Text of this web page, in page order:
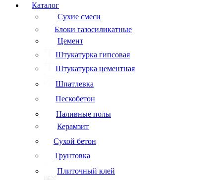
Каталог
Сухие смеси
Блоки газосиликатные
Цемент
Штукатурка гипсовая
Штукатурка цементная
Шпатлевка
Пескобетон
Наливные полы
Керамзит
Сухой бетон
Грунтовка
Плиточный клей